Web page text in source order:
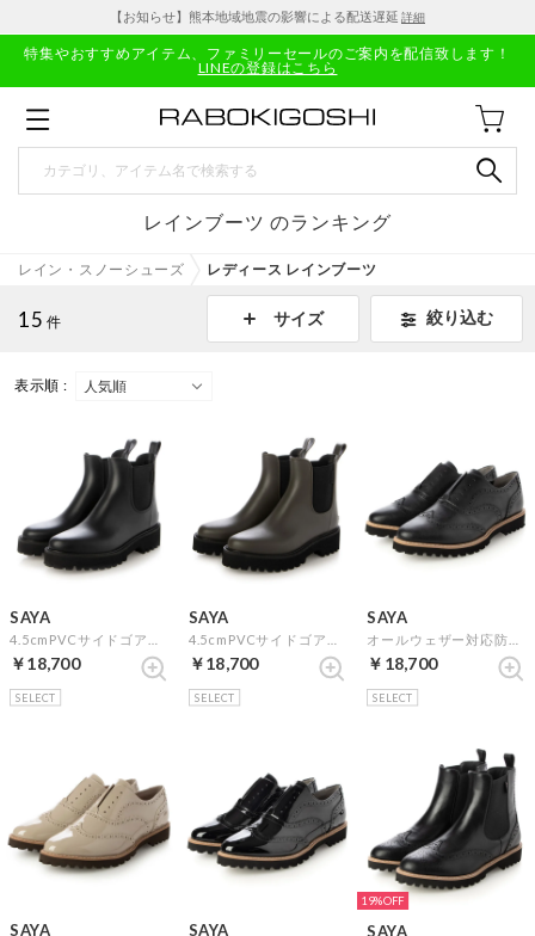
【お知らせ】熊本地域地震の影響による配送遅延 詳細
特集やおすすめアイテム、ファミリーセールのご案内を配信致します！
LINEの登録はこちら
レインブーツ のランキング
レイン・スノーシューズ レディース レインブーツ
15 件 サイズ 絞り込む
表示順 :
SAYA
￥18,700
SELECT
SAYA
￥18,700
SELECT
SAYA
￥18,700
SELECT
SAYA SAYA
19%
SAYA